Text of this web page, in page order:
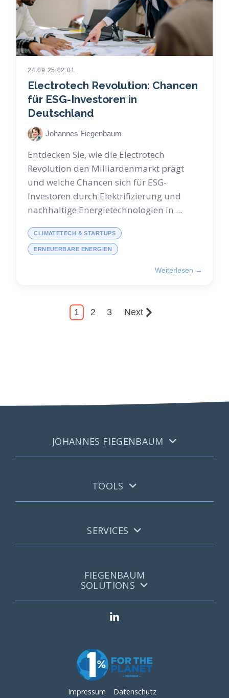
24.09.25 02:01
Electrotech Revolution: Chancen
für ESG-Investoren in
Deutschland
Johannes Fiegenbaum
Entdecken Sie, wie die Electrotech
Revolution den Milliardenmarkt prägt
und welche Chancen sich für ESG-
Investoren durch Elektrifizierung und
nachhaltige Energietechnologien in ...
CLIMATETECH & STARTUPS
ERNEUERBARE ENERGIEN
Weiterlesen →
1 2 3 Next
JOHANNES FIEGENBAUM
TOOLS
SERVICES
FIEGENBAUM
SOLUTIONS
Impressum Datenschutz